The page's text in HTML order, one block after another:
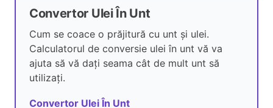
Convertor Ulei În Unt
Cum se coace o prăjitură cu unt și ulei.
Calculatorul de conversie ulei în unt vă va
ajuta să vă dați seama cât de mult unt să
utilizați.
Convertor Ulei În Unt